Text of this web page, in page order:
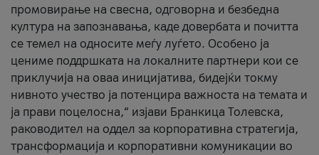
промовирање на свесна, одговорна и безбедна
култура на запознавања, каде довербата и почитта
се темел на односите меѓу луѓето. Особено ја
цениме поддршката на локалните партнери кои се
приклучија на оваа иницијатива, бидејќи токму
нивното учество ја потенцира важноста на темата и
ја прави поцелосна,“ изјави Бранкица Толевска,
раководител на оддел за корпоративна стратегија,
трансформација и корпоративни комуникации во